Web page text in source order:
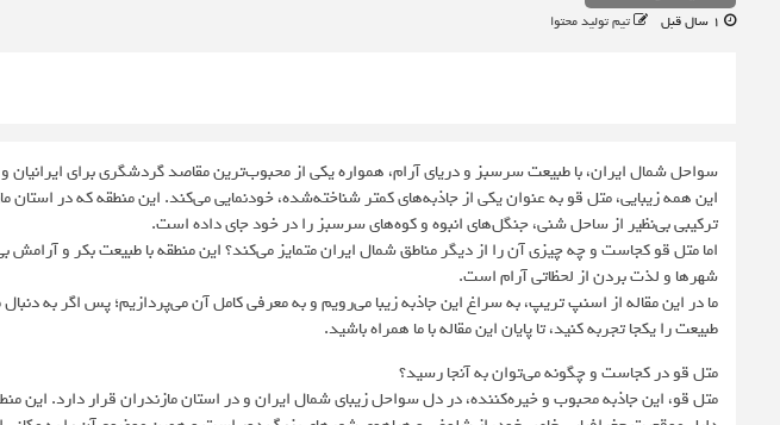
تیم تولید محتوا
سواحل شمال ایران، با طبیعت سرسبز و دریای آرام، همواره یکی از محبوب‌ترین مقاصد گردشگری برای
این همه زیبایی، متل قو به عنوان یکی از جاذبه‌های کمتر شناخته‌شده، خودنمایی می‌کند. این منطقه که در استان
ترکیبی بی‌نظیر از ساحل شنی، جنگل‌های انبوه و کوه‌های سرسبز را در خود جای داده است.
اما متل قو کجاست و چه چیزی آن را از دیگر مناطق شمال ایران متمایز می‌کند؟ این منطقه با طبیعت بکر و
شهرها و لذت بردن از لحظاتی آرام است.
ما در این مقاله از اسنپ تریپ، به سراغ این جاذبه زیبا می‌رویم و به معرفی کامل آن می‌پردازیم؛ پس اگر به
طبیعت را یکجا تجربه کنید، تا پایان این مقاله با ما همراه باشید.
متل قو در کجاست و چگونه می‌توان به آنجا رسید؟
متل قو، این جاذبه محبوب و خیره‌کننده، در دل سواحل زیبای شمال ایران و در استان مازندران قرار دارد. این